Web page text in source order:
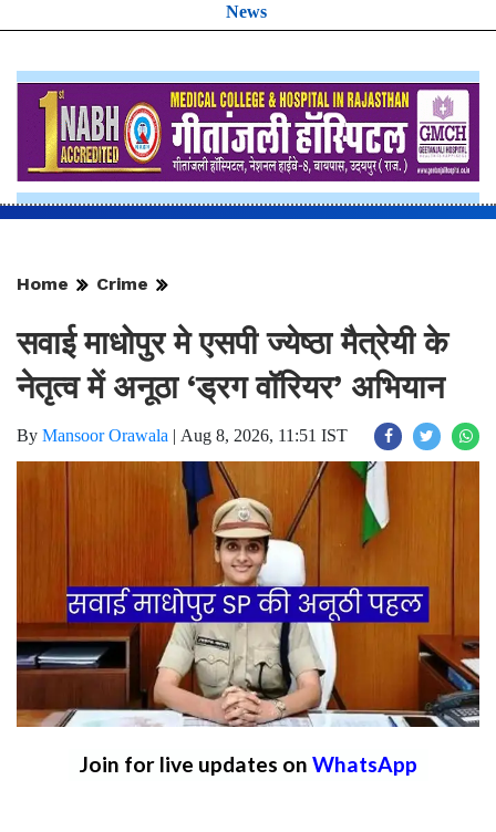
News
Home Crime
सवाई माधोपुर मे एसपी ज्येष्ठा मैत्रेयी के
नेतृत्व में अनूठा ‘ड्रग वॉरियर’ अभियान
By Mansoor Orawala | Aug 8, 2026, 11:51 IST
Join for live updates on WhatsApp